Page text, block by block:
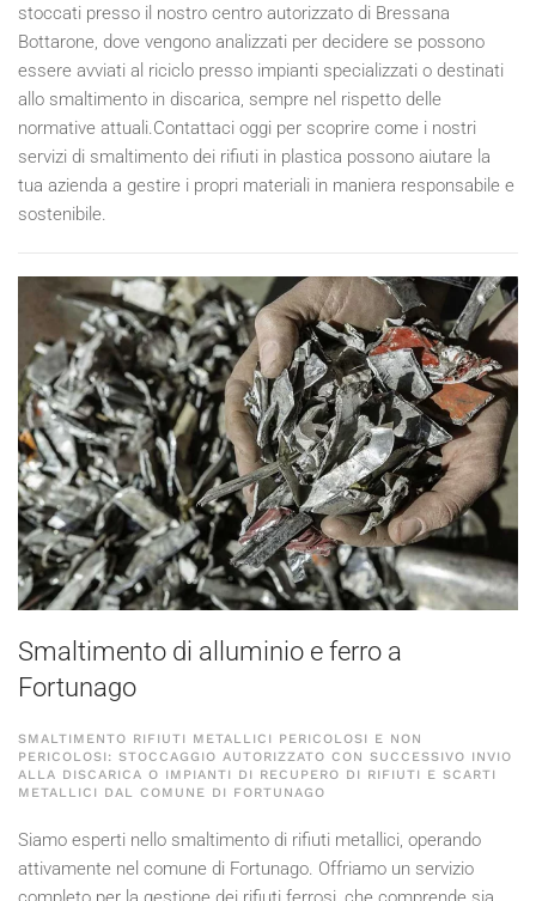
stoccati presso il nostro centro autorizzato di Bressana
Bottarone, dove vengono analizzati per decidere se possono
essere avviati al riciclo presso impianti specializzati o destinati
allo smaltimento in discarica, sempre nel rispetto delle
normative attuali.Contattaci oggi per scoprire come i nostri
servizi di smaltimento dei rifiuti in plastica possono aiutare la
tua azienda a gestire i propri materiali in maniera responsabile e
sostenibile.
Smaltimento di alluminio e ferro a
Fortunago
SMALTIMENTO RIFIUTI METALLICI PERICOLOSI E NON
PERICOLOSI: STOCCAGGIO AUTORIZZATO CON SUCCESSIVO INVIO
ALLA DISCARICA O IMPIANTI DI RECUPERO DI RIFIUTI E SCARTI
METALLICI DAL COMUNE DI FORTUNAGO
Siamo esperti nello smaltimento di rifiuti metallici, operando
attivamente nel comune di Fortunago. Offriamo un servizio